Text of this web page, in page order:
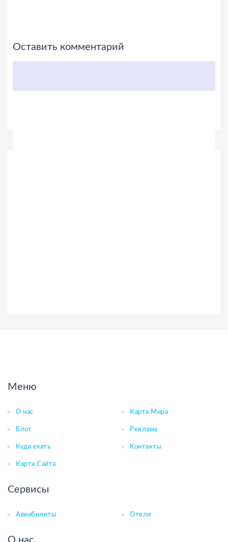
Оставить комментарий
Меню
О нас Карта Мира
Блог Реклама
Куда ехать Контакты
Карта Сайта
Сервисы
Авиабилеты Отели
О нас